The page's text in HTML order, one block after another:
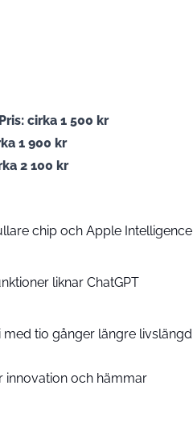
Pris: cirka 1 500 kr
1 900 kr
2 100 kr
chip och Apple Intelligence
liknar ChatGPT
tio gånger längre livslängd
innovation och hämmar